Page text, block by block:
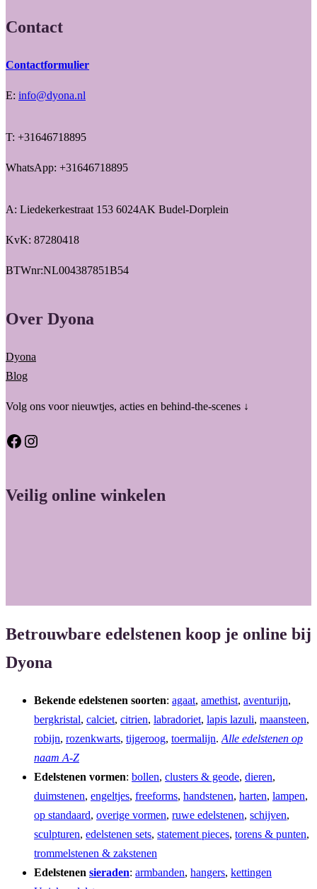
Contact
Contactformulier
E: info@dyona.nl
T: +31646718895
WhatsApp: +31646718895
A: Liedekerkestraat 153 6024AK Budel-Dorplein
KvK: 87280418
BTWnr:NL004387851B54
Over Dyona
Dyona
Blog
Volg ons voor nieuwtjes, acties en behind-the-scenes ↓
Facebook Instagram
Veilig online winkelen
Betrouwbare edelstenen koop je online bij
Dyona
Bekende edelstenen soorten: agaat, amethist, aventurijn,
bergkristal, calciet, citrien, labradoriet, lapis lazuli, maansteen,
robijn, rozenkwarts, tijgeroog, toermalijn. Alle edelstenen op
naam A-Z
Edelstenen vormen: bollen, clusters & geode, dieren,
duimstenen, engeltjes, freeforms, handstenen, harten, lampen,
op standaard, overige vormen, ruwe edelstenen, schijven,
sculpturen, edelstenen sets, statement pieces, torens & punten,
trommelstenen & zakstenen
Edelstenen sieraden: armbanden, hangers, kettingen